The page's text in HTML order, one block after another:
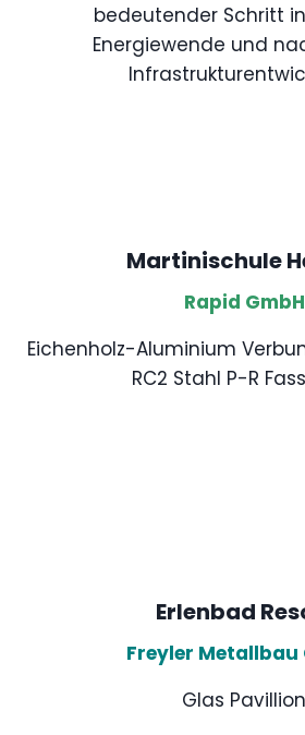
bedeutender Schritt
Energiewende und
Martinischule
Rapid GmbH
Eichenholz-Aluminium
RC2 Stahl P-R
Erlenbad
Freyler Metallbau
Glas Pavillion